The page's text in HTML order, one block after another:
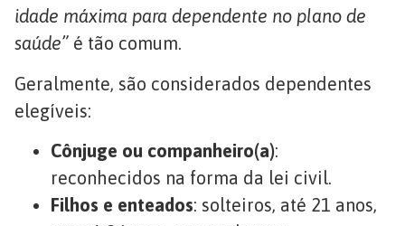
idade máxima para dependente no plano de
saúde” é tão comum.
Geralmente, são considerados dependentes
elegíveis:
Cônjuge ou companheiro(a):
reconhecidos na forma da lei civil.
Filhos e enteados: solteiros, até 21 anos,